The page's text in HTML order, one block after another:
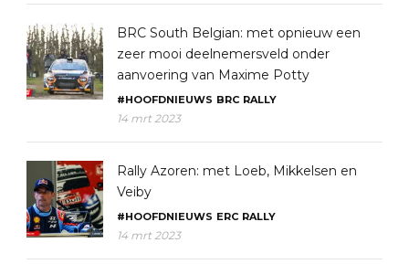
BRC South Belgian: met opnieuw een
zeer mooi deelnemersveld onder
aanvoering van Maxime Potty
#HOOFDNIEUWS BRC RALLY
14 mrt 2023
Rally Azoren: met Loeb, Mikkelsen en
Veiby
#HOOFDNIEUWS ERC RALLY
14 mrt 2023